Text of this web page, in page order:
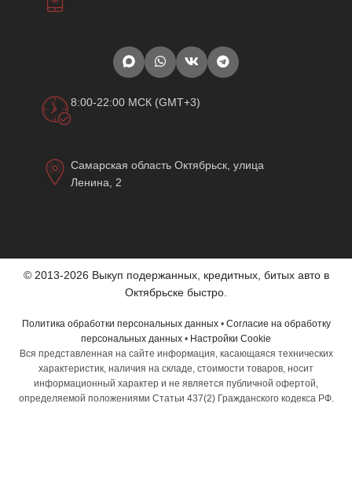
8:00-22:00 МСК (GMT+3)
Самарская область Октябрьск, улица
Ленина, 2
© 2013-2026 Выкуп подержанных, кредитных, битых авто в
Октябрьске быстро.
Политика обработки персональных данных• Согласие на обработку
персональных данных • Настройки Cookie
Вся представленная на сайте информация, касающаяся технических
характеристик, наличия на складе, стоимости товаров, носит
информационный характер и не является публичной офертой,
определяемой положениями Статьи 437(2) Гражданского кодекса РФ.